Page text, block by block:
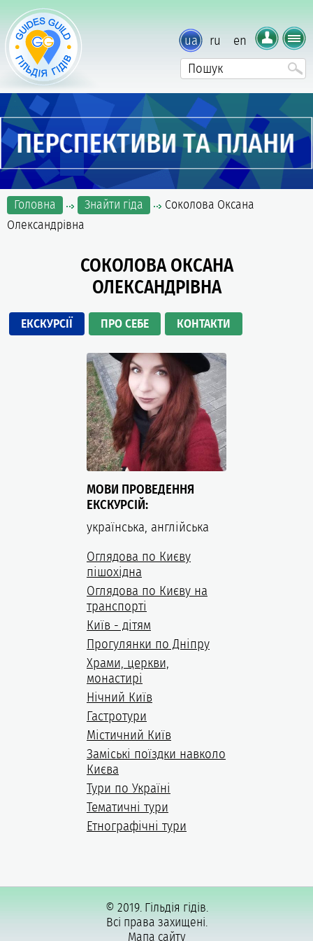
ua ru en
Головна Знайти гіда
Соколова Оксана
Олександрівна
СОКОЛОВА ОКСАНА
ОЛЕКСАНДРІВНА
ЕКСКУРСІЇ ПРО СЕБЕ КОНТАКТИ
МОВИ ПРОВЕДЕННЯ
ЕКСКУРСІЙ:
українська, англійська
Оглядова по Києву
пішохідна
Оглядова по Києву на
транспорті
Київ - дітям
Прогулянки по Дніпру
Храми, церкви,
монастирі
Нічний Київ
Гастротури
Містичний Київ
Заміські поїздки навколо
Києва
Тури по Україні
Тематичні тури
Етнографічні тури
© 2019. Гільдія гідів.
Всі права захищені.
Мапа сайту